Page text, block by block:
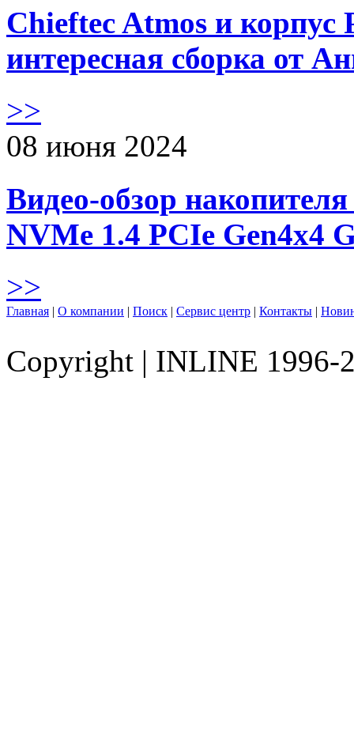
Chieftec Atmos и корпус
интересная сборка от
>>
08 июня 2024
Видео-обзор
NVMe 1.4 PCIe Gen4х4
>>
Главная | О компании | Поиск | Сервис центр | Контакты |
Copyright | INLINE 1996-